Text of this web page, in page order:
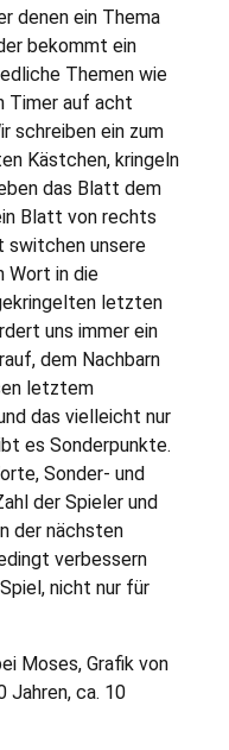
denen ein Thema
bekommt ein
Themen wie
Timer auf acht
schreiben ein zum
Kästchen, kringeln
das Blatt dem
Blatt von rechts
switchen unsere
Wort in die
letzten
uns immer ein
dem Nachbarn
letztem
das vielleicht nur
es Sonderpunkte.
Sonder- und
der Spieler und
der nächsten
verbessern
nicht nur für
Moses, Grafik von
Jahren, ca. 10